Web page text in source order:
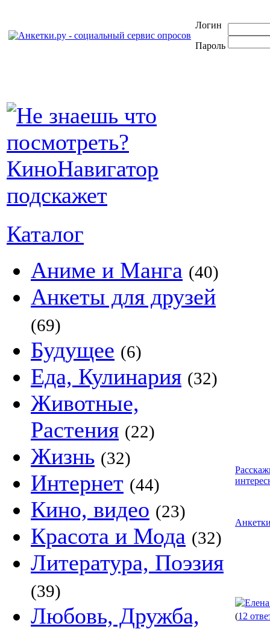
Логин
Пароль
Каталог
Аниме и Манга (40)
Анкеты для друзей
(69)
Будущее (6)
Еда, Кулинария (32)
Животные,
Растения (22)
Жизнь (32)
Интернет (44)
Кино, видео (23)
Красота и Мода (32)
Литература, Поэзия
(39)
Любовь, Дружба,
(12